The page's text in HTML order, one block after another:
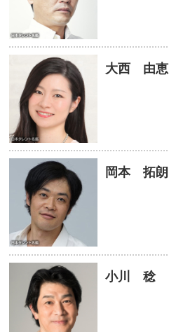
大西 由恵
岡本 拓朗
小川 稔